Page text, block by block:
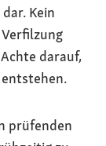
Kein
darauf,
prüfenden